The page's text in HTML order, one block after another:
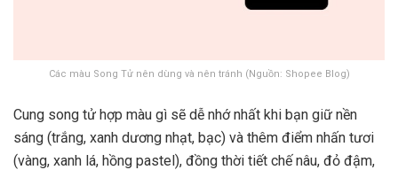
Các màu Song Tử nên dùng và nên tránh (Nguồn: Shopee Blog)
Cung song tử hợp màu gì sẽ dễ nhớ nhất khi bạn giữ nền
sáng (trắng, xanh dương nhạt, bạc) và thêm điểm nhấn tươi
(vàng, xanh lá, hồng pastel), đồng thời tiết chế nâu, đỏ đậm,